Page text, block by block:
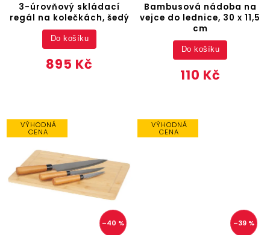
3-úrovňový skládací
regál na kolečkách, šedý
895 Kč
Do košíku
Bambusová nádoba na
vejce do lednice, 30 x 11,5
cm
110 Kč
Do košíku
VÝHODNÁ
CENA
–40 %
VÝHODNÁ
CENA
–39 %